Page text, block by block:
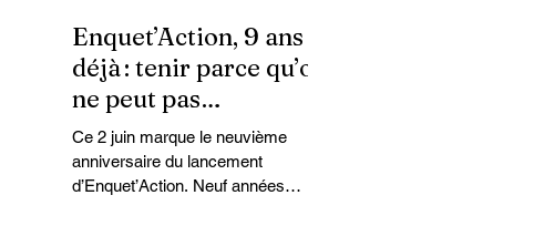
Enquet’Action, 9 ans
déjà : tenir parce qu’on
ne peut pas
abandonner
Ce 2 juin marque le neuvième
anniversaire du lancement
d’Enquet’Action. Neuf années